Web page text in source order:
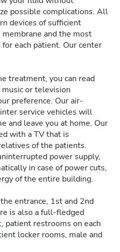
possible complications. All
devices of sufficient
and the most
each patient. Our center
treatment, you can read
or television
preference. Our air-
service vehicles will
and leave you at home. Our
with a TV that is
of the patients.
power supply,
in case of power cuts,
of the entire building.
entrance, 1st and 2nd
is also a full-fledged
patient restrooms on each
locker rooms, male and